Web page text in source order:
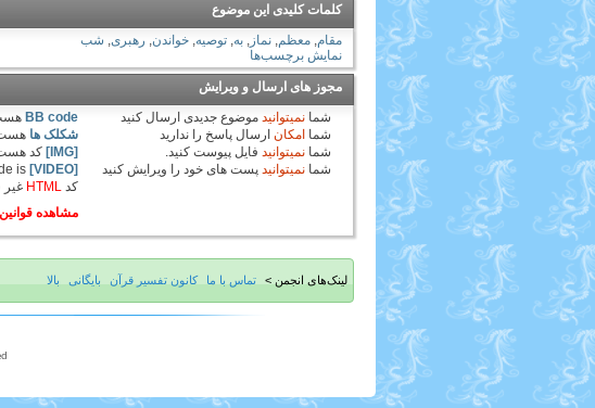
کلمات کلیدی این موضوع
مقام معظم نماز به توصیه خواندن رهبری شب
نمایش برچسب‌ها
مجوز های ارسال و ویرایش
شما نمیتوانید موضوع جدیدی ارسال کنید
شما امکانارسال پاسخ را ندارید
شما نمیتوانید فایل پیوست کنید.
شما نمیتوانید پست های خود را ویرایش کنید
BB code
شکلک ها
[IMG]
کد
[VIDEO]
code is
کد
HTML غیر
مشاهده
لینک‌های انجمن > تماس با ما کانون تفسیر قرآن بایگانی بالا